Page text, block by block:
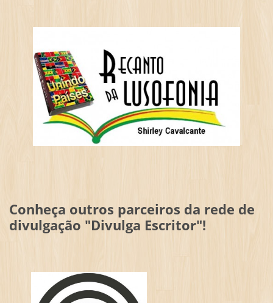
Conheça outros parceiros da rede de
divulgação "Divulga Escritor"!